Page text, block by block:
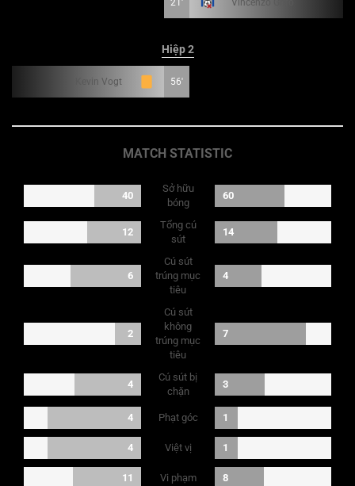
21' Vincenzo Grifo
Hiệp 2
Kevin Vogt 56'
MATCH STATISTIC
40
Sở hữu
bóng
60
12
Tổng cú
sút
14
6
Cú sút
trúng mục
tiêu
4
2
Cú sút
không
trúng mục
tiêu
7
4
Cú sút bị
chặn
3
4 Phạt góc 1
4 Việt vị 1
11 Vi phạm 8